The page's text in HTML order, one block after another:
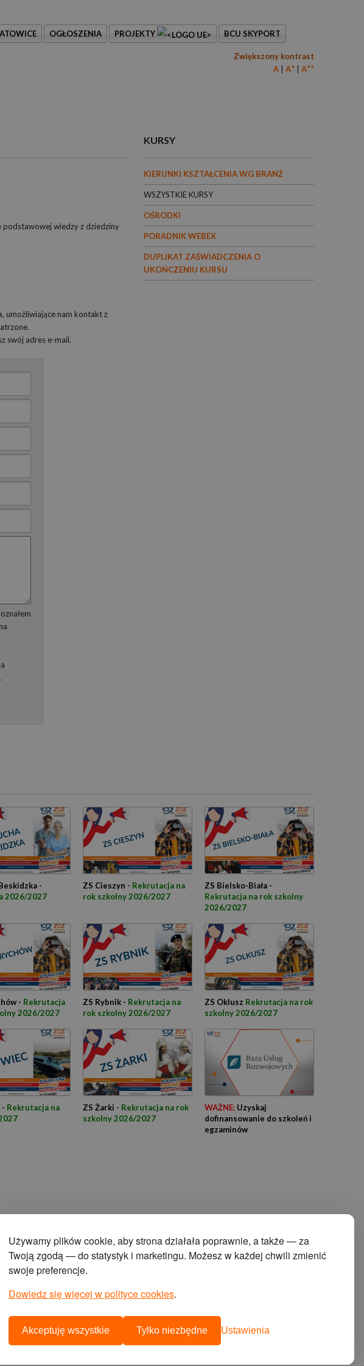
Używamy plików cookie, aby strona działała poprawnie, a także — za
Twoją zgodą — do statystyk i marketingu. Możesz w każdej chwili zmienić
swoje preferencje.
Dowiedz się więcej w polityce cookies.
Akceptuję wszystkie Tylko niezbędne Ustawienia
OGŁOSZENIA PROJEKTY
BCU SKYPORT
Zwiększony kontrast
A
A+ A++
wiedzy z dziedziny
, umożliwiające nam kontakt z
swój adres e-mail.
KURSY
KIERUNKI KSZTAŁCENIA WG BRANŻ
WSZYSTKIE KURSY
OŚRODKI
PORADNIK WEBEX
DUPLIKAT ZAŚWIADCZENIA O
UKOŃCZENIU KURSU
-
2026/2027
ZS Cieszyn - Rekrutacja na
rok szkolny 2026/2027
ZS Bielsko-Biała -
Rekrutacja na rok szkolny
2026/2027
- Rekrutacja
2026/2027
ZS Rybnik - Rekrutacja na
rok szkolny 2026/2027
ZS Oklusz Rekrutacja na rok
szkolny 2026/2027
- Rekrutacja na
ZS Żarki - Rekrutacja na rok
szkolny 2026/2027
WAŻNE: Uzyskaj
dofinansowanie do szkoleń i
egzaminów